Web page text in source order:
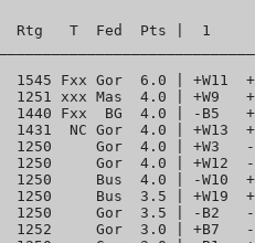
Rtg   T  Fed  Pts |
1545 Fxx Gor  6.0 | +W11
1251 xxx Mas  4.0 | +W9
1440 Fxx  BG  4.0 | -B5
1431  NC Gor  4.0 | +W13
1250     Gor  4.0 | +W3
1250     Gor  4.0 | +W12
1250     Bus  4.0 | -W10
1250     Bus  3.5 | +W19
1250     Gor  3.5 | -B2
1252     Gor  3.0 | +B7   -